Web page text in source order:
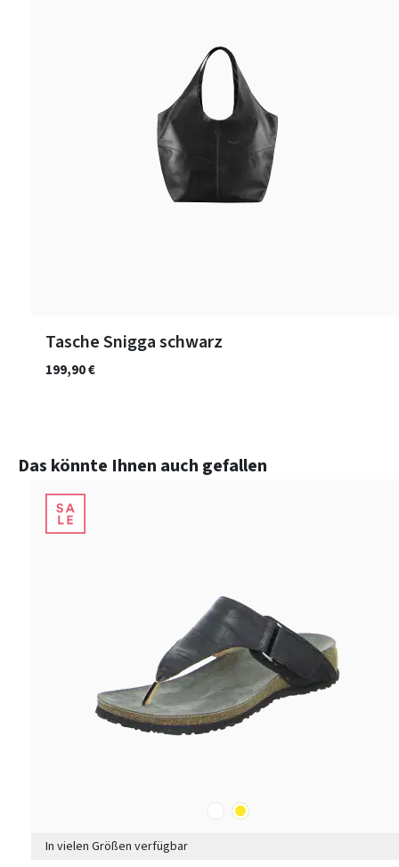
Tasche Snigga schwarz
199,90 €
Produktgalerie überspringen
Das könnte Ihnen auch gefallen
weißgelb
In vielen Größen verfügbar